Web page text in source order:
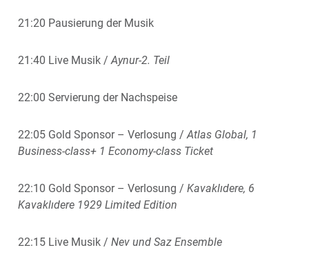
21:20 Pausierung der Musik
21:40 Live Musik /Aynur-2. Teil
22:00 Servierung der Nachspeise
22:05 Gold Sponsor – Verlosung /Atlas Global, 1
Business-class+ 1 Economy-class Ticket
22:10 Gold Sponsor – Verlosung / Kavaklıdere, 6
Kavaklıdere 1929 Limited Edition
22:15 Live Musik / Nev und Saz Ensemble